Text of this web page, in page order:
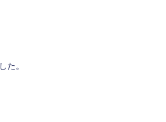
た。